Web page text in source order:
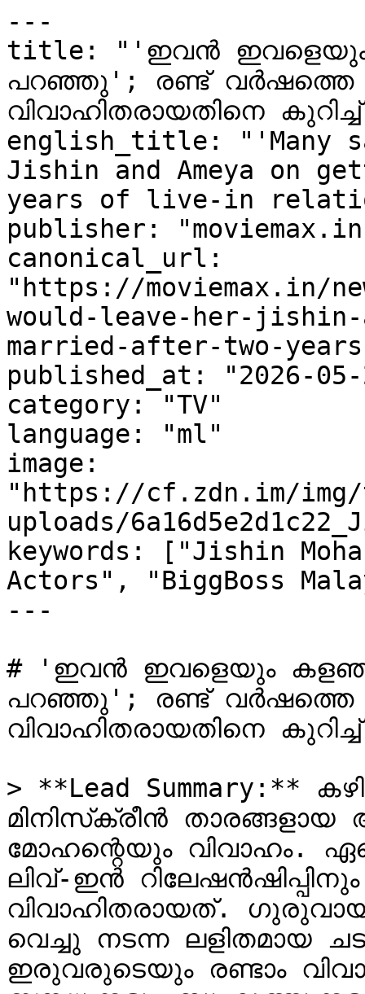
---
title: "'ഇവൻ ഇവളെയും
പറഞ്ഞു'; രണ്ട് വർഷത്തെ
വിവാഹിതരായതിനെ
english_title: "'Many
Jishin and Ameya on
years of live-in
publisher:
canonical_url:
"https://moviemax.in/
would-leave-her-jishin-
married-after-two-
published_at: "2026-05-
category: "TV"
language: "ml"
image:
"https://cf.zdn.im/img/
uploads/
keywords: ["Jishin
Actors", "BiggBoss
---
# 'ഇവൻ ഇവളെയും
പറഞ്ഞു'; രണ്ട് വർഷത്തെ
വിവാഹിതരായതിനെ
> **Lead Summary:**
മിനിസ്‌ക്രീൻ താരങ്ങളായ അമേയ നായരുടെയും ജിഷിൻ
മോഹന്റെയും വിവാഹം.
ലിവ്-ഇൻ
വിവാഹിതരായത്.
വെച്ചു നടന്ന ലളിതമായ
ഇരുവരുടെയും രണ്ടാം